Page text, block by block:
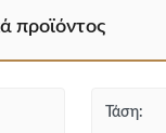
προϊόντος
Τάση: